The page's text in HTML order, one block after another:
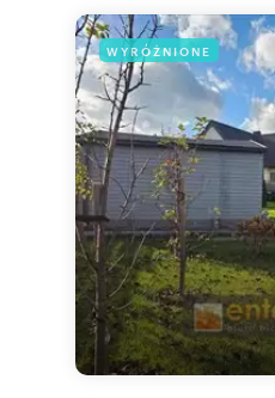
WYRÓŻNIONE